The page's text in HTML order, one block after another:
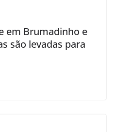
em Brumadinho e
são levadas para